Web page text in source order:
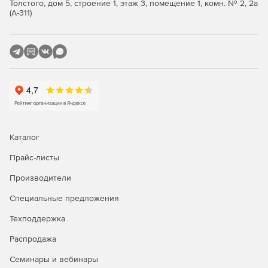
Поддержка всех основных реляционных баз данных
Утилита FlexText для синтаксического анализа
плоских файлов.
IDoc и IATA PADIS EDI (зависит от редакции).
Генерация кода XSLT 1.0/2.0 и XQuery (Professional и
промежуточные переменные.
Мощные функции сортировки ввода баз данных и
других структурированных данных.
Визуальное построение функций.
Толстого, дом 5, строение 1, этаж 3, помещение 1, комн. № 2, 2а
(А-311)
Каталог
Прайс-листы
Производители
Специальные предложения
Техподдержка
Распродажа
Семинары и вебинары